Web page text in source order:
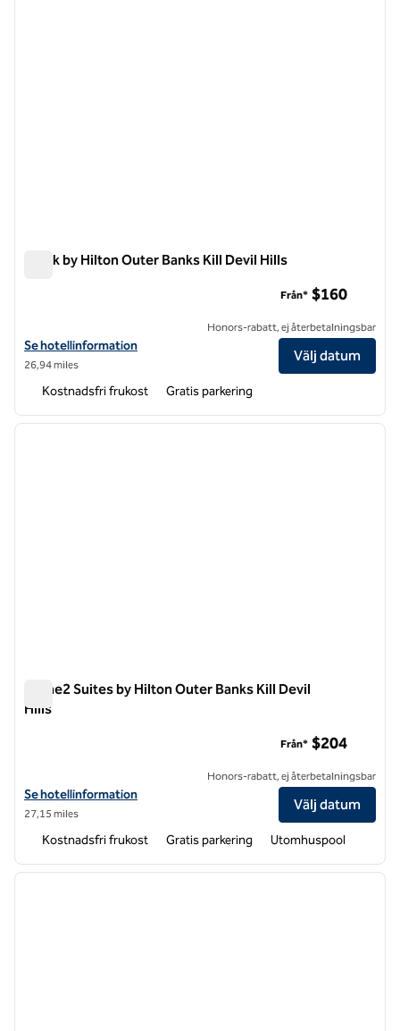
Spark by Hilton Outer Banks Kill Devil Hills
Visa hotelluppgifter för Spark by Hilton Outer Banks Kill Devil Hills
Se hotellinformation
26,94 miles
Från* $160
Honors-rabatt, ej återbetalningsbar
Välj datum
Kostnadsfri frukost Gratis parkering
1 av 11
nästa
Home2 Suites by Hilton Outer Banks Kill Devil
Hills
Visa hotelluppgifter för Home2 Suites by Hilton Outer Banks Kill
Se hotellinformation
27,15 miles
Från* $204
Honors-rabatt, ej återbetalningsbar
Välj datum
Kostnadsfri frukost Gratis parkering Utomhuspool
1 av 12
nästa